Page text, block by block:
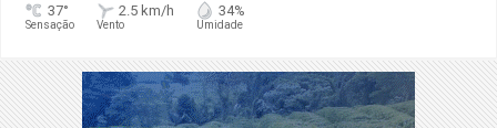
37°
Sensação
2.5 km/h
Vento
34%
Umidade